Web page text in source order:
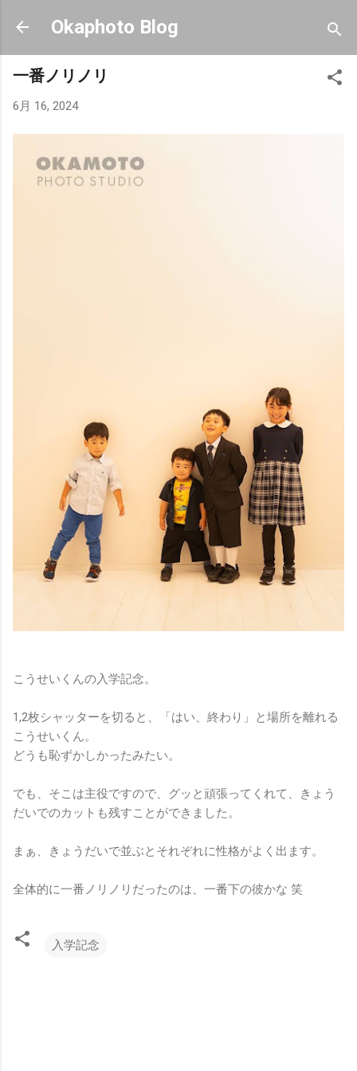
スキップしてメイン コンテンツに移動
Okaphoto Blog
一番ノリノリ
6月 16, 2024
こうせいくんの入学記念。
1,2枚シャッターを切ると、「はい、終わり」と場所を離れる
こうせいくん。
どうも恥ずかしかったみたい。
でも、そこは主役ですので、グッと頑張ってくれて、きょう
だいでのカットも残すことができました。
まぁ、きょうだいで並ぶとそれぞれに性格がよく出ます。
全体的に一番ノリノリだったのは、一番下の彼かな 笑
入学記念